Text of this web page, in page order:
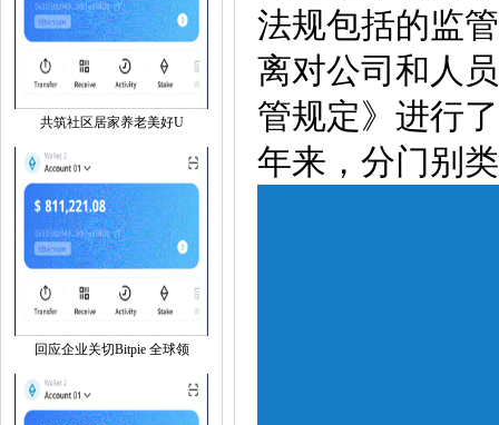
共筑社区居家养老美好U
回应企业关切Bitpie 全球领
法规包括的监
离对公司和人
管规定》进行
年来，分门别